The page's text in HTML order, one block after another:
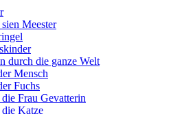
Meester
durch die ganze Welt
Mensch
Fuchs
Frau Gevatterin
Katze